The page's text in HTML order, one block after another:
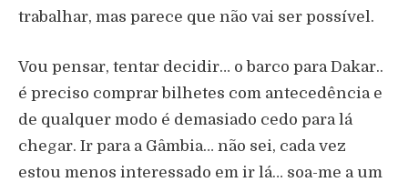
trabalhar, mas parece que não vai ser possível.
Vou pensar, tentar decidir… o barco para Dakar..
é preciso comprar bilhetes com antecedência e
de qualquer modo é demasiado cedo para lá
chegar. Ir para a Gâmbia… não sei, cada vez
estou menos interessado em ir lá… soa-me a um